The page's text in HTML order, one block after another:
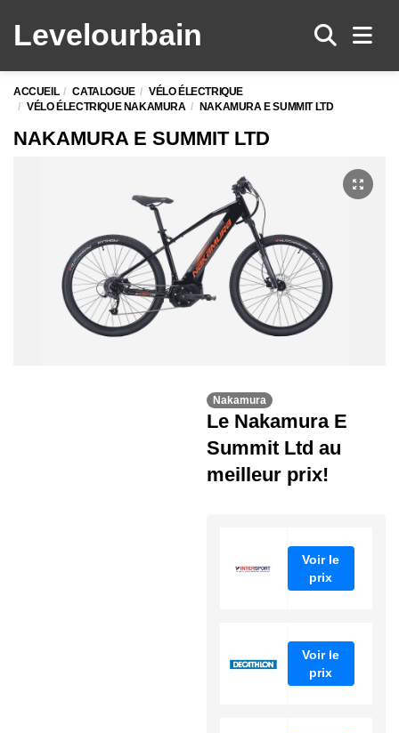
Levelourbain
ACCUEIL CATALOGUE
VÉLO ÉLECTRIQUE
VÉLO ÉLECTRIQUE NAKAMURA
NAKAMURA E SUMMIT LTD
NAKAMURA E SUMMIT LTD
Nakamura
Le Nakamura E
Summit Ltd au
meilleur prix!
Voir le
prix
Voir le
prix